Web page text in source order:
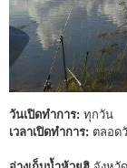
วันเปิดทำการ: ทุกวัน
เวลาเปิดทำการ: ตลอด